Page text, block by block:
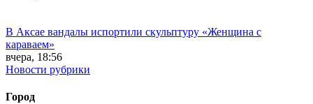
В Аксае вандалы испортили скульптуру «Женщина с
караваем»
вчера, 18:56
Новости рубрики
Город